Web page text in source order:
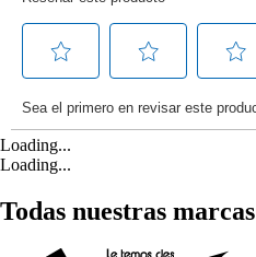
Loading...
Loading...
Todas nuestras marcas